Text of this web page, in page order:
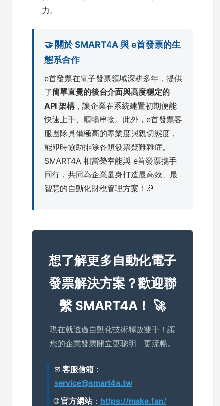
力。
🤝 關於 SMART4A 與 e首發票的生
態系合作
e首發票在電子發票領域深耕多年，提供
了簡單直覺的後台介面與高度穩定的
API 架構 ，讓企業在系統建置初期便能
快速上手、順暢串接。此外，e首發票客
服團隊具備極高的專業度與親切態度，
能即時協助排除各類發票疑難雜症。
SMART4A 相當榮幸能與 e首發票攜手
同行，共同為企業量身打造最高效、最
智慧的自動化財稅管理方案！🎉
想了解更多自動化電子
發票解決方案？歡迎聯
繫 SMART4A！ 🚀
現在就透過自動化技術釋放雙手！讓
您的企業發票開立更聰明、更流暢。
✉ 客服信箱 ：
service@smart4a.tw
🌐官方網站： https://make.fan/